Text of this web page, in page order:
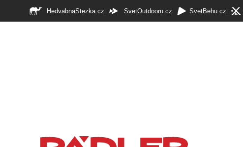
HedvabnaStezka.cz SvetOutdooru.cz SvetBehu.cz